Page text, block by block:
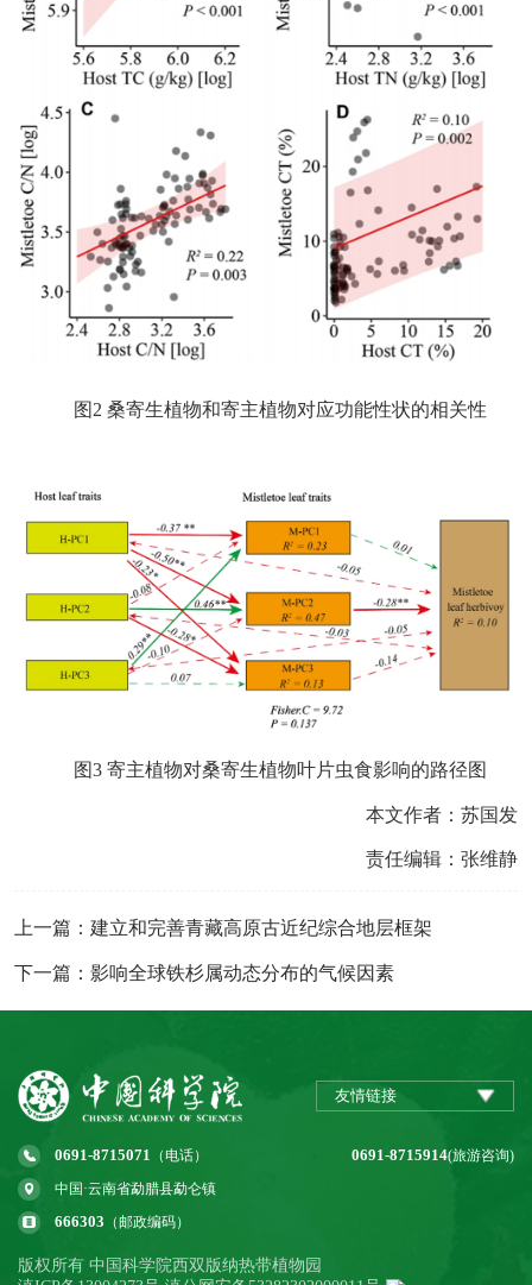
图 2 桑寄生植物和寄主植物对应功能性状的相关性
图3 寄主植物对桑寄生植物叶片虫食影响的路径图
本文作者：苏国发
责任编辑：张维静
上一篇：建立和完善青藏高原古近纪综合地层框架
下一篇：影响全球铁杉属动态分布的气候因素
友情链接
0691-8715071 （电话） 0691-8715914(旅游咨询)
中国·云南省勐腊县勐仑镇
666303 （邮政编码）
版权所有 中国科学院西双版纳热带植物园